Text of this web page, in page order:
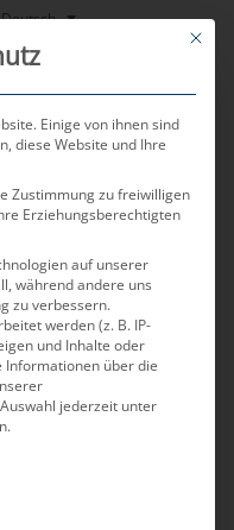
Deutsch
zu MD
This
Einige von ihnen sind
diese Website und Ihre
Zustimmung zu freiwilligen
Erziehungsberechtigten
auf unserer
während andere uns
zu verbessern.
werden (z. B. IP-
und Inhalte oder
Informationen über die
jederzeit unter
GRUPPEN, FÜR